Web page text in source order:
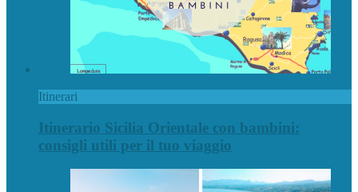
Itinerari
Itinerario Sicilia Orientale con bambini:
consigli utili per il tuo viaggio